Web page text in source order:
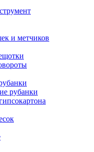
и метчиков
рубанки